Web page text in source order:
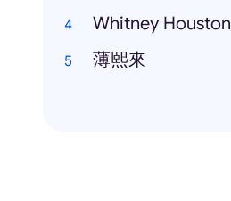
Whitney Houston
薄熙來